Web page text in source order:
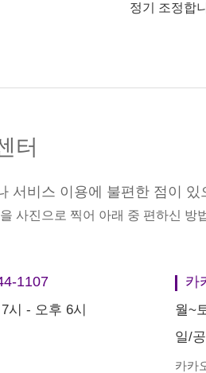
정기 조정합
터
서비스 이용에 불편한 점이 있
사진으로 찍어 아래 중 편하신
1107
시 - 오후 6시
카
월~
일/
카카